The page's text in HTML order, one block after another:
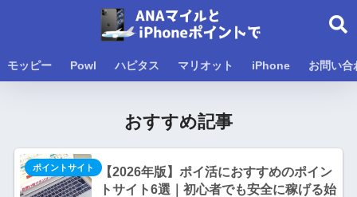
モッピー Powl ハピタス マリオット iPhone お問い合
おすすめ記事
【2026年版】ポイ活におすすめのポイン
トサイト6選｜初心者でも安全に稼げる始
ポイントサイト